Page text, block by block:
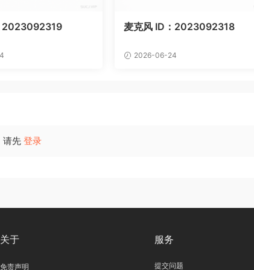
2023092319 麦克风 ID：2023092318
2026-06-24
请先 登录
关于
免责声明
服务
提交问题